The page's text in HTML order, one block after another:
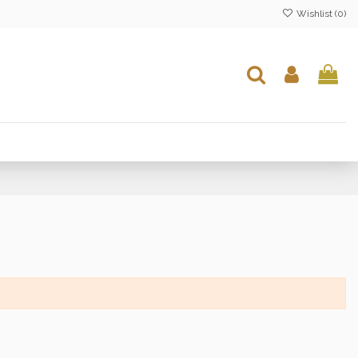
Wishlist (0)